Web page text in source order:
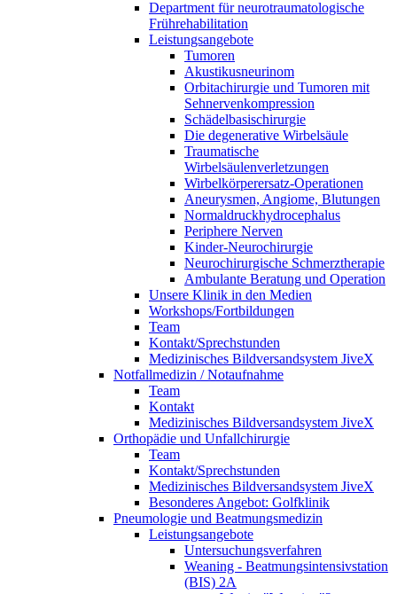
Department für neurotraumatologische
Frührehabilitation
Leistungsangebote
Tumoren
Akustikusneurinom
Orbitachirurgie und Tumoren mit
Sehnervenkompression
Schädelbasischirurgie
Die degenerative Wirbelsäule
Traumatische
Wirbelsäulenverletzungen
Wirbelkörperersatz-Operationen
Aneurysmen, Angiome, Blutungen
Normaldruckhydrocephalus
Periphere Nerven
Kinder-Neurochirurgie
Neurochirurgische Schmerztherapie
Ambulante Beratung und Operation
Unsere Klinik in den Medien
Workshops/Fortbildungen
Team
Kontakt/Sprechstunden
Medizinisches Bildversandsystem JiveX
Notfallmedizin / Notaufnahme
Team
Kontakt
Medizinisches Bildversandsystem JiveX
Orthopädie und Unfallchirurgie
Team
Kontakt/Sprechstunden
Medizinisches Bildversandsystem JiveX
Besonderes Angebot: Golfklinik
Pneumologie und Beatmungsmedizin
Leistungsangebote
Untersuchungsverfahren
Weaning - Beatmungsintensivstation
(BIS) 2A